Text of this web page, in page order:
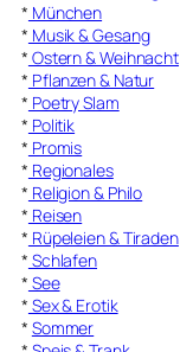
* München
* Musik & Gesang
* Ostern & Weihnacht
* Pflanzen & Natur
* Poetry Slam
* Politik
* Promis
* Regionales
* Religion & Philo
* Reisen
* Rüpeleien & Tiraden
* Schlafen
* See
* Sex & Erotik
* Sommer